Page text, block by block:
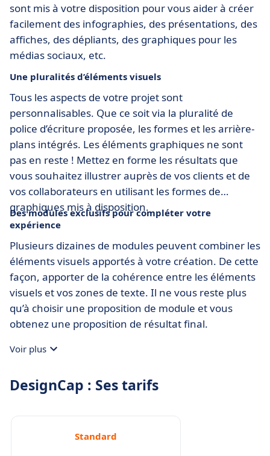
sont mis à votre disposition pour vous aider à créer
facilement des infographies, des présentations, des
affiches, des dépliants, des graphiques pour les
médias sociaux, etc.
Une pluralités d’éléments visuels
Tous les aspects de votre projet sont
personnalisables. Que ce soit via la pluralité de
police d’écriture proposée, les formes et les arrière-
plans intégrés. Les éléments graphiques ne sont
pas en reste ! Mettez en forme les résultats que
vous souhaitez illustrer auprès de vos clients et de
vos collaborateurs en utilisant les formes de
graphiques mis à disposition.
Des modules exclusifs pour compléter votre
expérience
Plusieurs dizaines de modules peuvent combiner les
éléments visuels apportés à votre création. De cette
façon, apporter de la cohérence entre les éléments
visuels et vos zones de texte. Il ne vous reste plus
qu’à choisir une proposition de module et vous
obtenez une proposition de résultat final.
Voir plus
DesignCap : Ses tarifs
Standard